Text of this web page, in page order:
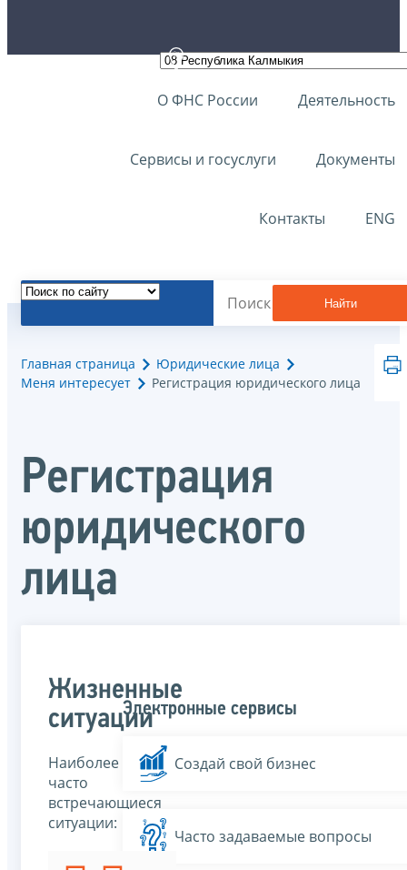
О ФНС России Деятельность
Сервисы и госуслуги Документы
Контакты ENG
Найти
Главная страница
Юридические лица
Меня интересует
Регистрация юридического лица
Регистрация
юридического
лица
Жизненные
ситуации
Наиболее
часто
встречающиеся
ситуации:
Электронные сервисы
Создай свой бизнес
Часто задаваемые вопросы